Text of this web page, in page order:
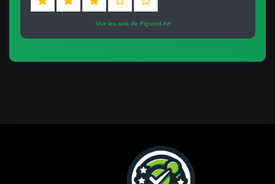
Voir les avis de Figured Art